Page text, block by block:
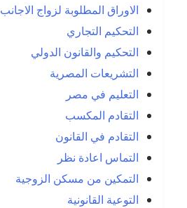
الاوراق المطلوبة لزواج الاجانب
التحكيم التجاري
التحكيم والقانون الدولي
التشريعات المصرية
التعليم في مصر
التقادم المكسب
التقادم في القانون
التماس اعادة نظر
التمكين من مسكن الزوجية
التوعية القانونية